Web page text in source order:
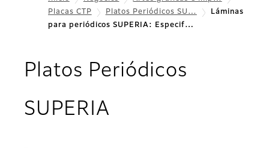
Placas CTP
Platos Periódicos SU…
Láminas
para periódicos SUPERIA: Especif…
Platos Periódicos
SUPERIA